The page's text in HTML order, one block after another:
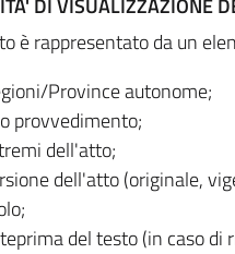
è rappresentato da un
Province autonome;
provvedimento;
dell'atto;
dell'atto (originale,
del testo (in caso di